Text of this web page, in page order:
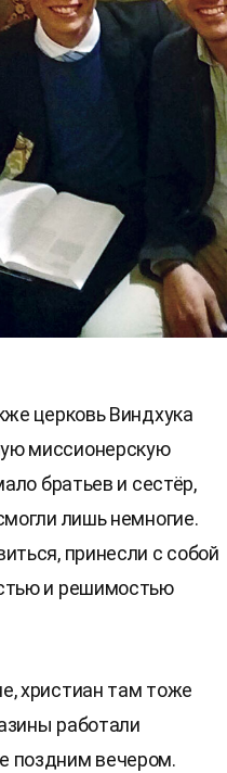
церковь Виндхука
миссионерскую
братьев и сестёр,
лишь немногие.
принесли с собой
и решимостью
христиан там тоже
работали
поздним вечером.